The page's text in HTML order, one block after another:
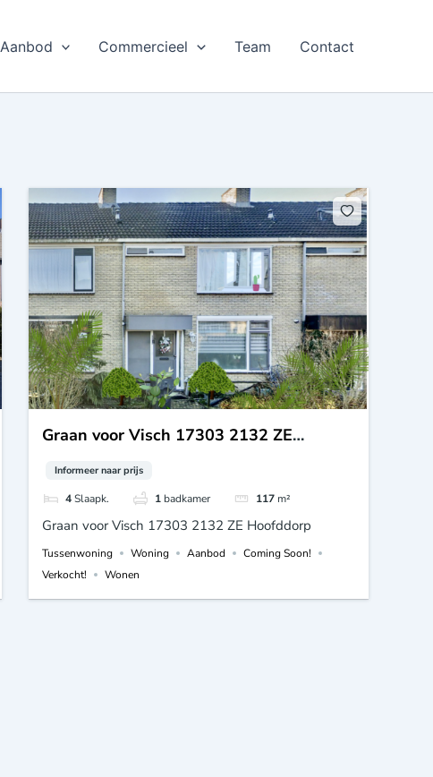
Aanbod Commercieel Team Contact
Graan voor Visch 17303 2132 ZE
Informeer naar prijs
4Slaapk. 1 badkamer 117 m²
Graan voor Visch 17303 2132 ZE Hoofddorp
Tussenwoning Woning Aanbod
Coming Soon!
Verkocht!
Wonen